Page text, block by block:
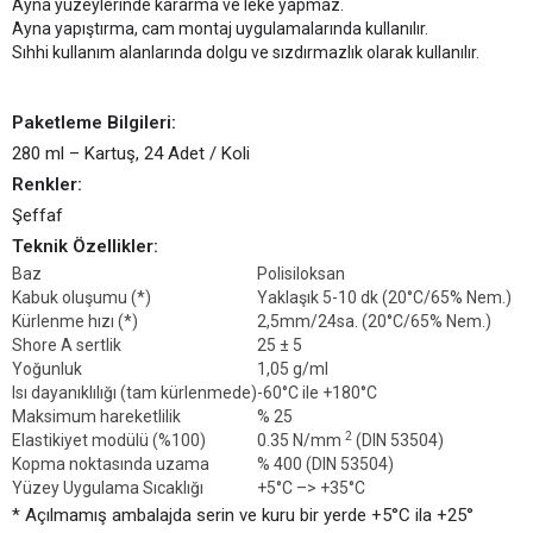
Ayna yüzeylerinde kararma ve leke yapmaz.
Ayna yapıştırma, cam montaj uygulamalarında kullanılır.
Sıhhi kullanım alanlarında dolgu ve sızdırmazlık olarak kullanılır.
Paketleme Bilgileri:
280 ml – Kartuş, 24 Adet / Koli
Renkler:
Şeffaf
Teknik Özellikler:
Baz
Polisiloksan
Kabuk oluşumu (*)
Yaklaşık 5-10 dk (20°C/65% Nem.)
Kürlenme hızı (*)
2,5mm/24sa. (20°C/65% Nem.)
Shore A sertlik
25 ± 5
Yoğunluk
1,05 g/ml
Isı dayanıklılığı (tam kürlenmede)-60°C ile +180°C
Maksimum hareketlilik
% 25
Elastikiyet modülü (%100)
0.35 N/mm 2 (DIN 53504)
Kopma noktasında uzama
% 400 (DIN 53504)
Yüzey Uygulama Sıcaklığı
+5°C –> +35°C
* Açılmamış ambalajda serin ve kuru bir yerde +5°C ila +25°